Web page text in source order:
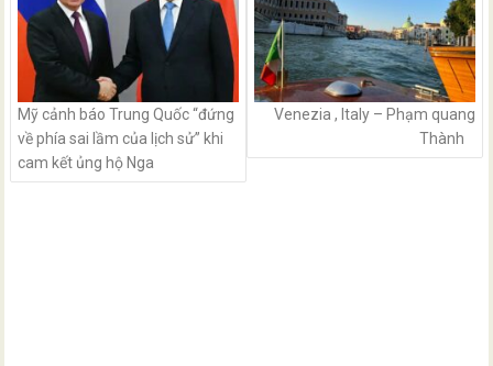
Mỹ cảnh báo Trung Quốc “đứng
về phía sai lầm của lịch sử” khi
cam kết ủng hộ Nga
Venezia , Italy – Phạm quang
Thành